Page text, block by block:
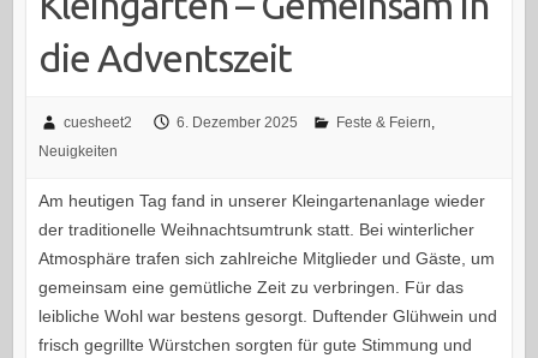
die Adventszeit
cuesheet2 6. Dezember 2025 Feste & Feiern,
Neuigkeiten
Am heutigen Tag fand in unserer Kleingartenanlage wieder
der traditionelle Weihnachtsumtrunk statt. Bei winterlicher
Atmosphäre trafen sich zahlreiche Mitglieder und Gäste, um
gemeinsam eine gemütliche Zeit zu verbringen. Für das
leibliche Wohl war bestens gesorgt. Duftender Glühwein und
frisch gegrillte Würstchen sorgten für gute Stimmung und